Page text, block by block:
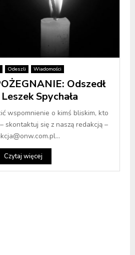
Odeszli Wiadomości
Odszedł
Spychała
wspomnienie o kimś bliskim, kto
skontaktuj się z naszą redakcją –
Czytaj więcej